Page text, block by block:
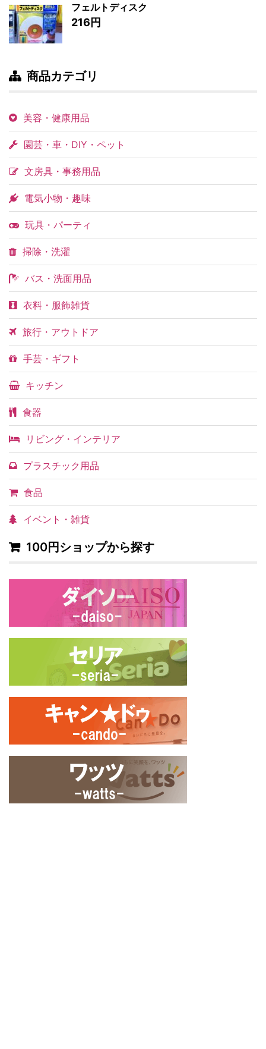
フェルトディスク
216円
商品カテゴリ
美容・健康用品
園芸・車・DIY・ペット
文房具・事務用品
電気小物・趣味
玩具・パーティ
掃除・洗濯
バス・洗面用品
衣料・服飾雑貨
旅行・アウトドア
手芸・ギフト
キッチン
食器
リビング・インテリア
プラスチック用品
食品
イベント・雑貨
100円ショップから探す